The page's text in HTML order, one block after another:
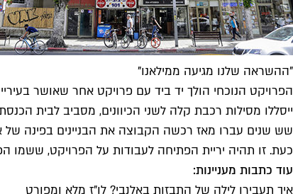
"ההשראה שלנו מגיעה ממילאנו"
הפרויקט הנוכחי הולך יד ביד עם פרויקט אחר שאושר
ייסללו מסילות רכבת קלה לשני הכיוונים, מסביב לבית
שש שנים עברו מאז רכשה הקבוצה את הבניינים בפינה של
כעת. זו תהיה יריית הפתיחה לעבודות על הפרויקט, ששמו
עוד כתבות מעניינות:
איך תעבירו לילה של התבזות באלנבי? לו"ז מלא ומפורט